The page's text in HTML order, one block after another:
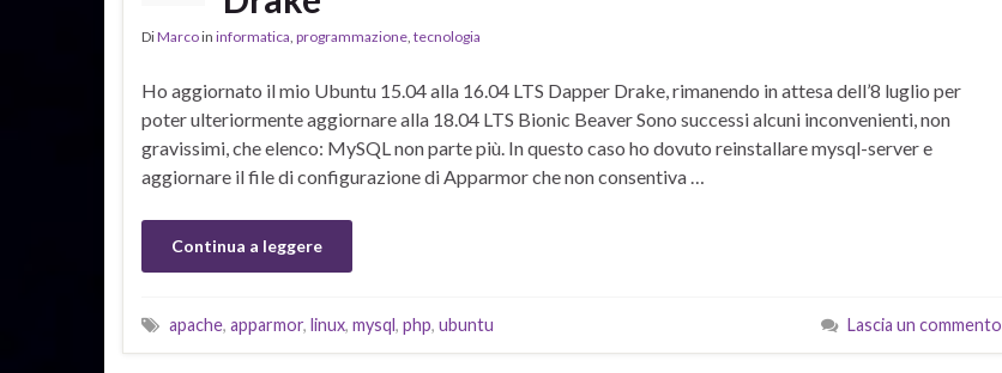
DiMarcoin informatica, programmazione, tecnologia
Ho aggiornato il mio Ubuntu 15.04 alla 16.04 LTS Dapper Drake, rimanendo in attesa dell’8 luglio per
poter ulteriormente aggiornare alla 18.04 LTS Bionic Beaver Sono successi alcuni inconvenienti, non
gravissimi, che elenco: MySQL non parte più. In questo caso ho dovuto reinstallare mysql-server e
aggiornare il file di configurazione di Apparmor che non consentiva …
Continua a leggere
apache, apparmor, linux, mysql, php, ubuntu Lascia un commento